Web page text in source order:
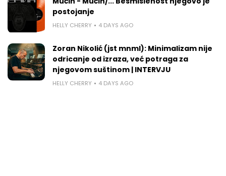
postojanje
HELLY CHERRY 4 DAYS AGO
Zoran Nikolić (jst mnml): Minimalizam nije
odricanje od izraza, već potraga za
njegovom suštinom | INTERVJU
HELLY CHERRY 4 DAYS AGO